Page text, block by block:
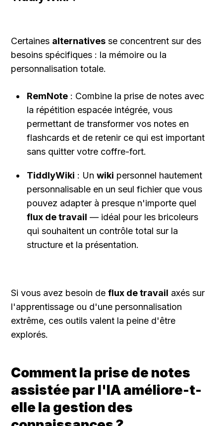
Certaines alternatives se concentrent sur des
besoins spécifiques : la mémoire ou la
personnalisation totale.
RemNote : Combine la prise de notes avec
la répétition espacée intégrée, vous
permettant de transformer vos notes en
flashcards et de retenir ce qui est important
sans quitter votre coffre-fort.
TiddlyWiki : Un wiki personnel hautement
personnalisable en un seul fichier que vous
flux de travail — idéal pour les bricoleurs
qui souhaitent un contrôle total sur la
structure et la présentation.
Si vous avez besoin de flux de travail axés sur
l'apprentissage ou d'une personnalisation
extrême, ces outils valent la peine d'être
explorés.
Comment la prise de notes
assistée par l'IA améliore-t-
elle la gestion des